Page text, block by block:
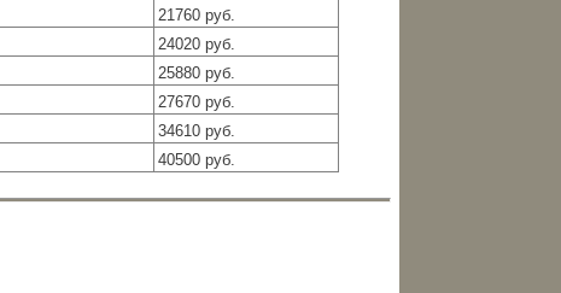
21760 руб.
24020 руб.
25880 руб.
27670 руб.
34610 руб.
40500 руб.